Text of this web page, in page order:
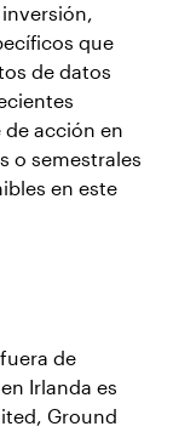
que
de datos
acción en
o semestrales
en este
de
Irlanda es
Ground